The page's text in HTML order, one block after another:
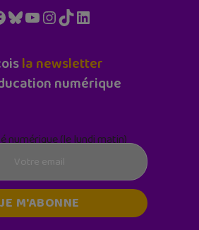
Bluesky
YouTube
Instagram
TikTokLinkedIn
la newsletter
numérique
numérique (le lundi matin)